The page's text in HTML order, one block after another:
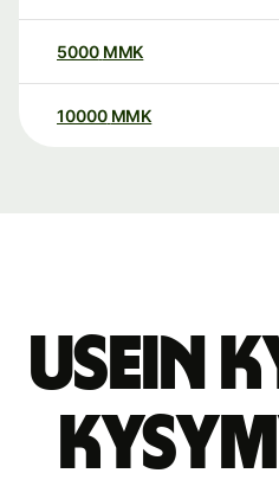
5000 MMK
10000 MMK
Usein